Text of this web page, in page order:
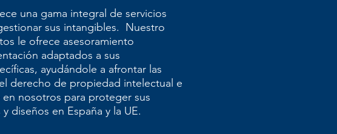
una gama integral de servicios
sus intangibles. Nuestro
le ofrece asesoramiento
adaptados a sus
ayudándole a afrontar las
derecho de propiedad intelectual e
nosotros para proteger sus
diseños en España y la UE.